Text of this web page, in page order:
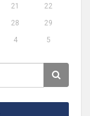
21
22
28
29
4 5